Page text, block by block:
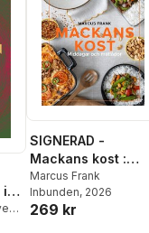
i
SIGNERAD -
Mackans kost :
Middagar och
matlådor
Marcus Frank
Inbunden, 2026
269 kr